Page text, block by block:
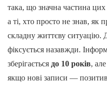
така, що значна частина
а ті, хто просто не знав, як
складну життєву ситуацію.
фіксується назавжди.
зберігається до 10 років,
якщо нові записи —